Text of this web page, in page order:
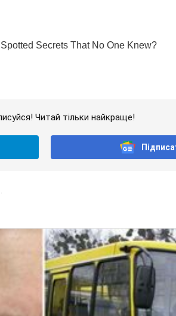
Читай тільки найкраще!